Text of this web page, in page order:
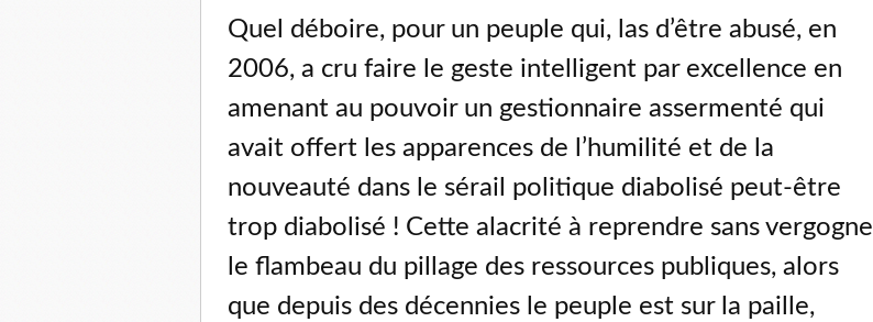
Quel déboire, pour un peuple qui, las d’être abusé, en
2006, a cru faire le geste intelligent par excellence en
amenant au pouvoir un gestionnaire assermenté qui
avait offert les apparences de l’humilité et de la
nouveauté dans le sérail politique diabolisé peut-être
trop diabolisé ! Cette alacrité à reprendre sans vergogne
le flambeau du pillage des ressources publiques, alors
que depuis des décennies le peuple est sur la paille,